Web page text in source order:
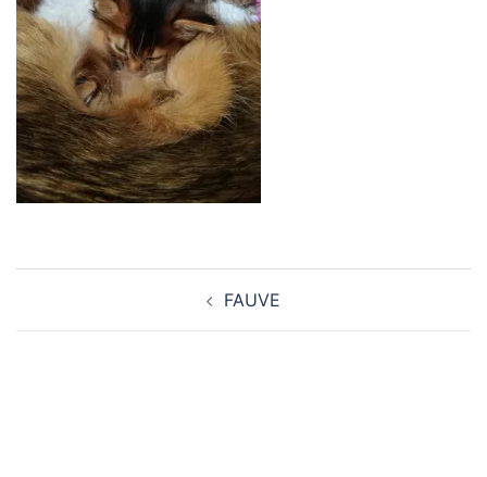
FAUVE